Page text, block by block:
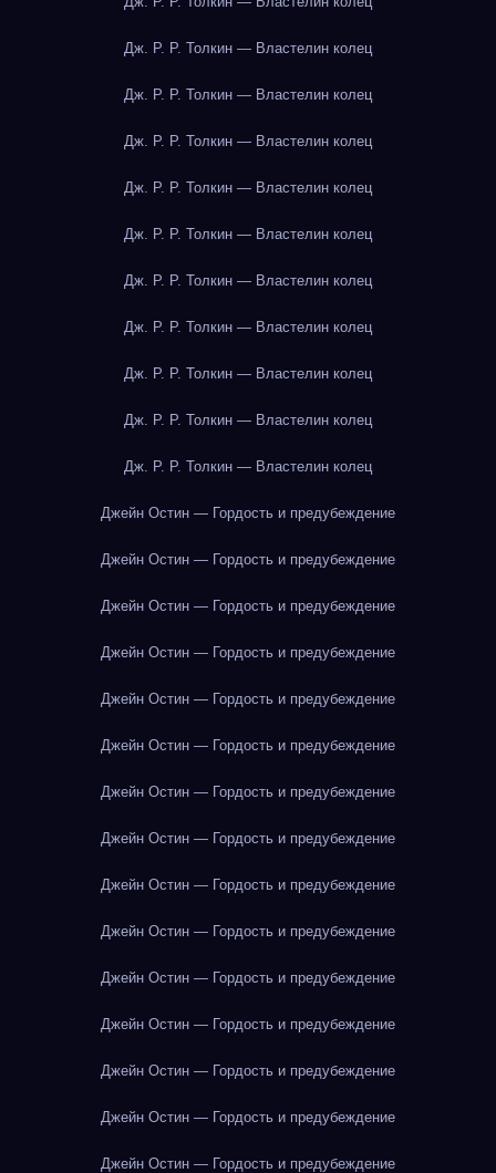
Дж. Р. Р. Толкин — Властелин колец
Дж. Р. Р. Толкин — Властелин колец
Дж. Р. Р. Толкин — Властелин колец
Дж. Р. Р. Толкин — Властелин колец
Дж. Р. Р. Толкин — Властелин колец
Дж. Р. Р. Толкин — Властелин колец
Дж. Р. Р. Толкин — Властелин колец
Дж. Р. Р. Толкин — Властелин колец
Дж. Р. Р. Толкин — Властелин колец
Дж. Р. Р. Толкин — Властелин колец
Джейн Остин — Гордость и предубеждение
Джейн Остин — Гордость и предубеждение
Джейн Остин — Гордость и предубеждение
Джейн Остин — Гордость и предубеждение
Джейн Остин — Гордость и предубеждение
Джейн Остин — Гордость и предубеждение
Джейн Остин — Гордость и предубеждение
Джейн Остин — Гордость и предубеждение
Джейн Остин — Гордость и предубеждение
Джейн Остин — Гордость и предубеждение
Джейн Остин — Гордость и предубеждение
Джейн Остин — Гордость и предубеждение
Джейн Остин — Гордость и предубеждение
Джейн Остин — Гордость и предубеждение
Джейн Остин — Гордость и предубеждение